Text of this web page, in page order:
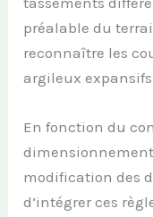
préalable du
reconnaître les
argileux
En fonction du
modification des
d’intégrer ces